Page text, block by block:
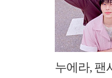
누에라, 팬